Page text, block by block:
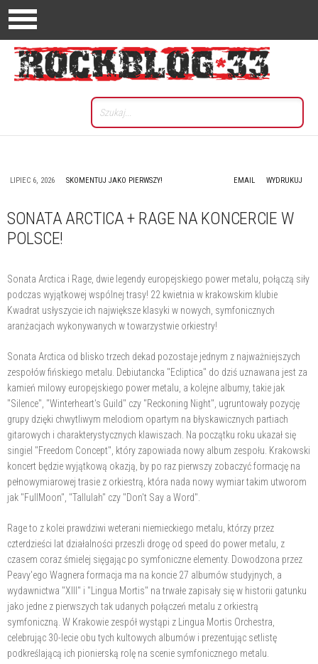
LIPIEC 6, 2026 WYDRUKUJ
EMAIL
SKOMENTUJ JAKO PIERWSZY!
SONATA ARCTICA + RAGE NA KONCERCIE W
POLSCE!
Sonata Arctica i Rage, dwie legendy europejskiego power metalu, połączą siły
podczas wyjątkowej wspólnej trasy! 22 kwietnia w krakowskim klubie
Kwadrat usłyszycie ich największe klasyki w nowych, symfonicznych
aranżacjach wykonywanych w towarzystwie orkiestry!
Sonata Arctica od blisko trzech dekad pozostaje jednym z najważniejszych
zespołów fińskiego metalu. Debiutancka "Ecliptica" do dziś uznawana jest za
kamień milowy europejskiego power metalu, a kolejne albumy, takie jak
"Silence", "Winterheart's Guild" czy "Reckoning Night", ugruntowały pozycję
grupy dzięki chwytliwym melodiom opartym na błyskawicznych partiach
gitarowych i charakterystycznych klawiszach. Na początku roku ukazał się
singiel "Freedom Concept", który zapowiada nowy album zespołu. Krakowski
koncert będzie wyjątkową okazją, by po raz pierwszy zobaczyć formację na
pełnowymiarowej trasie z orkiestrą, która nada nowy wymiar takim utworom
jak "FullMoon", "Tallulah" czy "Don't Say a Word".
Rage to z kolei prawdziwi weterani niemieckiego metalu, którzy przez
czterdzieści lat działalności przeszli drogę od speed do power metalu, z
czasem coraz śmielej sięgając po symfoniczne elementy. Dowodzona przez
Peavy'ego Wagnera formacja ma na koncie 27 albumów studyjnych, a
wydawnictwa "XIII" i "Lingua Mortis" na trwałe zapisały się w historii gatunku
jako jedne z pierwszych tak udanych połączeń metalu z orkiestrą
symfoniczną. W Krakowie zespół wystąpi z Lingua Mortis Orchestra,
celebrując 30-lecie obu tych kultowych albumów i prezentując setlistę
podkreślającą ich pionierską rolę na scenie symfonicznego metalu.